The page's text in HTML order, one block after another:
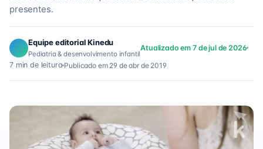
presentes.
Equipe editorial Kinedu
Pediatria & desenvolvimento infantil
Atualizado em 7 de jul de 2026
7 min de leitura Publicado em 29 de abr de 2019